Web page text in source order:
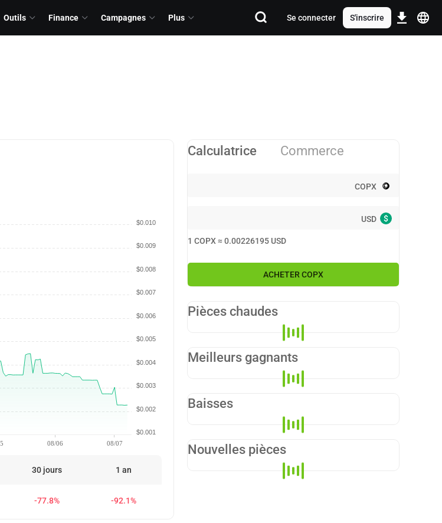
Outils Finance Campagnes Plus Se connecter S'inscrire
08/06 08/07
$0.002
$0.004
$0.006
$0.008
$0.010
$0.001
$0.003
$0.005
$0.007
$0.009
30 jours 1 an
-77.8% -92.1%
Calculatrice Commerce
COPX
USD $
1 COPX≈0.00226195 USD
ACHETER COPX
Pièces chaudes
Meilleurs gagnants
Baisses
Nouvelles pièces